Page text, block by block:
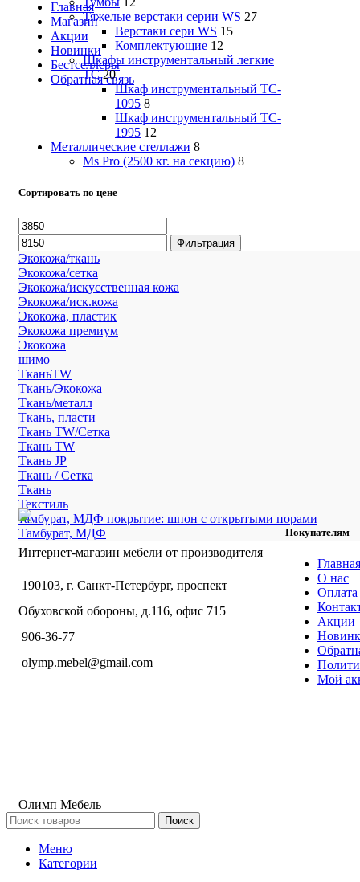
Главная
Магазин
Акции
Новинки
Бестселлеры
Обратная связь
Тяжелые верстаки серии WS 27
Верстаки сери WS 15
Комплектующие 12
Шкафы инструментальный легкие
ТС 20
Шкаф инструментальный TC-
1095 8
Шкаф инструментальный TC-
1995 12
Металлические стеллажи 8
Ms Pro (2500 кг. на секцию) 8
Сортировать по цене
Минимальная
цена
цена
Фильтрация
Экокожа/ткань
Экокожа/сетка
Экокожа/искусственная кожа
Экокожа/иск.кожа
Экокожа, пластик
Экокожа премиум
Экокожа
шимо
ТканьTW
Ткань/Экокожа
Ткань/металл
Ткань, пласти
Ткань TW/Сетка
Ткань TW
Ткань JP
Ткань / Сетка
Ткань
Текстиль
тамбурат, МДФ покрытие: шпон с открытыми порами
Тамбурат, МДФ
Интернет-магазин мебели от производителя
190103, г. Санкт-Петербург, проспект
Обуховской обороны, д.116, офис 715
906-36-77
olymp.mebel@gmail.com
Покупателям
Главная
О нас
Оплата
Акции
Мой
Олимп Мебель
Поиск
Меню
Категории